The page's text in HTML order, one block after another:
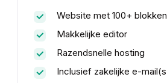
Website met 100+ blokken
Makkelijke editor
Razendsnelle hosting
Inclusief zakelijke e-